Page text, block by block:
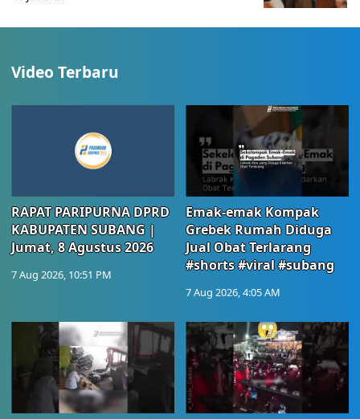
Video Terbaru
RAPAT PARIPURNA DPRD
KABUPATEN SUBANG |
Jumat, 8 Agustus 2026
7 Aug 2026, 10:51 PM
Emak-emak Kompak
Grebek Rumah Diduga
Jual Obat Terlarang
#shorts #viral #subang
7 Aug 2026, 4:05 AM